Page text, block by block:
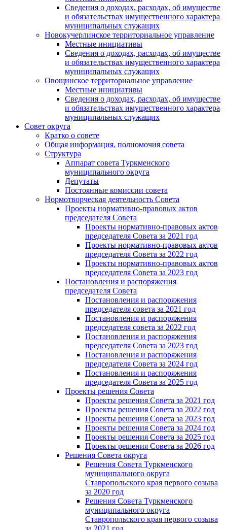
Сведения о доходах, расходах, об имуществе
и обязательствах имущественного характера
муниципальных служащих
Новокучерлинское территориальное управление
Местные инициативы
Сведения о доходах, расходах, об имуществе
и обязательствах имущественного характера
муниципальных служащих
Овощинское территориальное управление
Местные инициативы
Сведения о доходах, расходах, об имуществе
и обязательствах имущественного характера
муниципальных служащих
Совет округа
Кратко о совете
Общая информация, полномочия совета
Структура
Аппарат совета Туркменского
муниципального округа
Депутаты
Постоянные комиссии совета
Нормотворческая деятельность Совета
Проекты нормативно-правовых актов
председателя Cовета
Проекты нормативно-правовых актов
председателя Cовета за 2021 год
Проекты нормативно-правовых актов
председателя Cовета за 2022 год
Проекты нормативно-правовых актов
председателя Cовета за 2023 год
Постановления и распоряжения
председателя Cовета
Постановления и распоряжения
председателя совета за 2021 год
Постановления и распоряжения
председателя совета за 2022 год
Постановления и распоряжения
председателя Cовета за 2023 год
Постановления и распоряжения
председателя Cовета за 2024 год
Постановления и распоряжения
председателя Cовета за 2025 год
Проекты решения Cовета
Проекты решения Совета за 2021 год
Проекты решения Совета за 2022 год
Проекты решения Cовета за 2023 год
Проекты решения Совета за 2024 год
Проекты решения Совета за 2025 год
Проекты решения Совета за 2026 год
Решения Совета округа
Решения Совета Туркменского
муниципального округа
Ставропольского края первого созыва
за 2020 год
Решения Совета Туркменского
муниципального округа
Ставропольского края первого созыва
за 2021 год